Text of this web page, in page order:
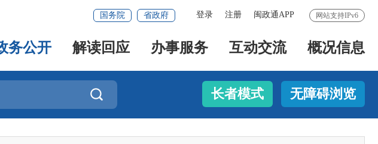
网站支持IPv6
登录 注册 闽政通APP
国务院 省政府
务公开 解读回应 办事服务 互动交流 概况信息
 长者模式 无障碍浏览